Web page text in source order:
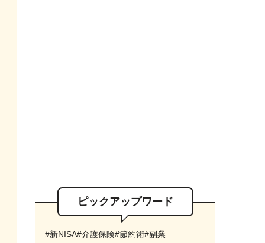
ピックアップワード
#新NISA#介護保険#節約術#副業